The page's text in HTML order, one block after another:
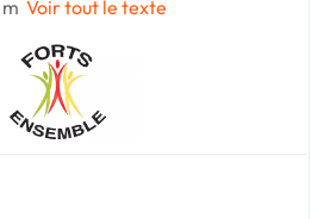
Voir tout le texte